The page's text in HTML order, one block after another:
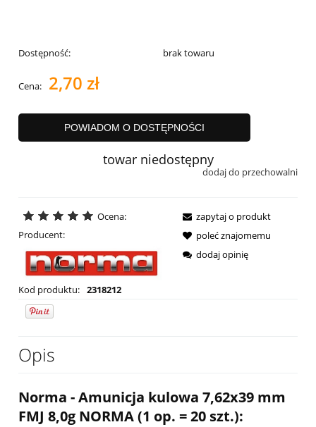
Dostępność: brak towaru
Cena: 2,70 zł
POWIADOM O DOSTĘPNOŚCI
towar niedostępny
dodaj do przechowalni
Ocena:
Producent:
Kod produktu: 2318212
zapytaj o produkt
poleć znajomemu
dodaj opinię
Opis
Norma - Amunicja kulowa 7,62x39 mm
FMJ 8,0g NORMA (1 op. = 20 szt.):